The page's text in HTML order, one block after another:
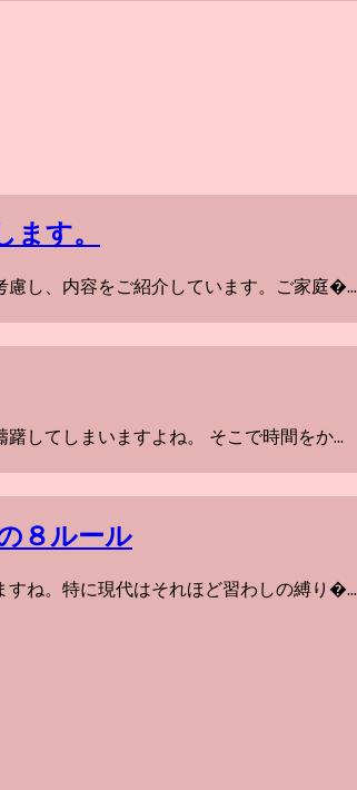
す。
し、内容をご紹介しています。ご家庭�...
してしまいますよね。 そこで時間をか...
８ルール
ね。特に現代はそれほど習わしの縛り�...